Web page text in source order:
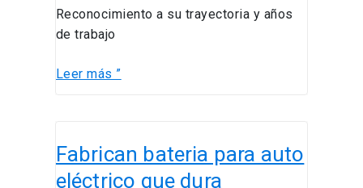
Reconocimiento a su trayectoria y años
de trabajo
grado
honorífico
Leer más ”
Fabrican bateria para auto
eléctrico que dura
bateria
para